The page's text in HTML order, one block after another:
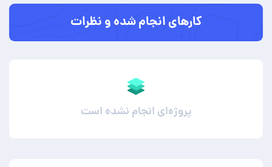
کارهای انجام شده و نظرات
پروژه‌ای انجام نشده است